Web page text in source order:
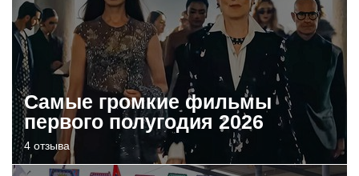
Самые громкие фильмы
первого полугодия 2026
4 отзыва